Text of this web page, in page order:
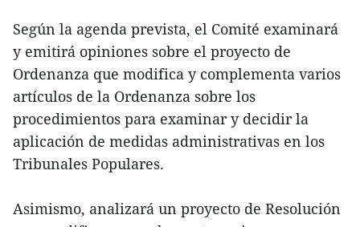
Según la agenda prevista, el Comité examinará
y emitirá opiniones sobre el proyecto de
Ordenanza que modifica y complementa varios
artículos de la Ordenanza sobre los
procedimientos para examinar y decidir la
aplicación de medidas administrativas en los
Tribunales Populares.
Asimismo, analizará un proyecto de Resolución